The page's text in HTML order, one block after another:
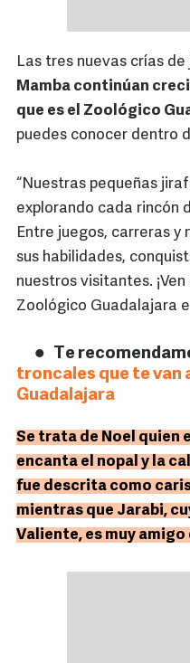
Las tres nuevas crías de
Mamba continúan
que es el Zoológico
puedes conocer dentro
“Nuestras pequeñas
explorando cada rincón
Entre juegos, carreras y
sus habilidades,
nuestros visitantes.
Zoológico Guadalajara
Te
troncales que te van
Guadalajara
Se trata de Noel quien
encanta el nopal y la
fue descrita como
mientras que Jarabi,
Valiente, es muy amigo